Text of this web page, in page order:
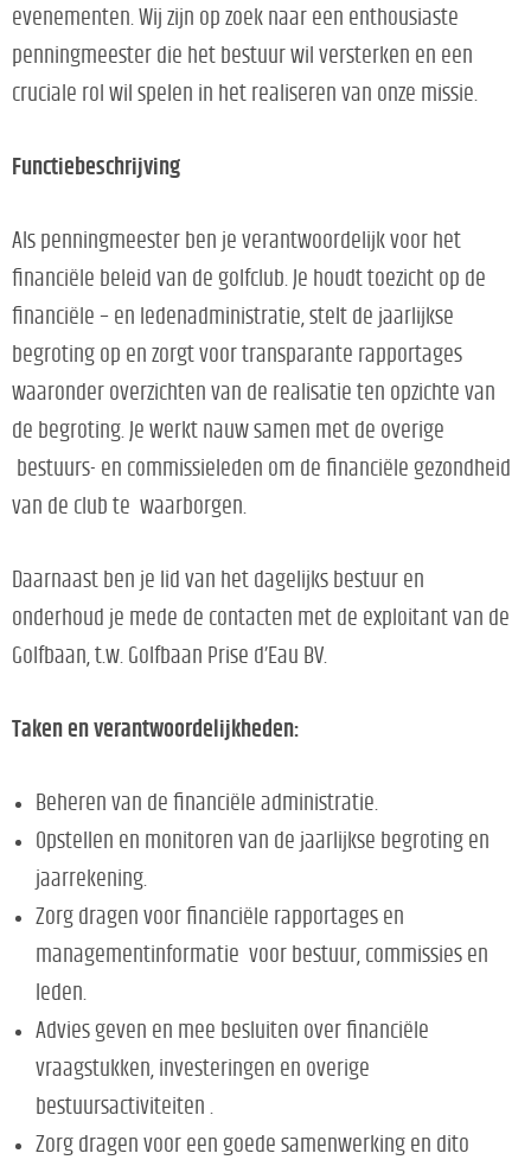
evenementen. Wij zijn op zoek naar een enthousiaste
penningmeester die het bestuur wil versterken en een
cruciale rol wil spelen in het realiseren van onze missie.
Functiebeschrijving
Als penningmeester ben je verantwoordelijk voor het
financiële beleid van de golfclub. Je houdt toezicht op de
financiële – en ledenadministratie, stelt de jaarlijkse
begroting op en zorgt voor transparante rapportages
waaronder overzichten van de realisatie ten opzichte van
de begroting. Je werkt nauw samen met de overige
bestuurs- en commissieleden om de financiële gezondheid
van de club te waarborgen.
Daarnaast ben je lid van het dagelijks bestuur en
onderhoud je mede de contacten met de exploitant van de
Golfbaan, t.w. Golfbaan Prise d’Eau BV.
Taken en verantwoordelijkheden:
Beheren van de financiële administratie.
Opstellen en monitoren van de jaarlijkse begroting en
jaarrekening.
Zorg dragen voor financiële rapportages en
managementinformatie voor bestuur, commissies en
leden.
Advies geven en mee besluiten over financiële
vraagstukken, investeringen en overige
bestuursactiviteiten .
Zorg dragen voor een goede samenwerking en dito